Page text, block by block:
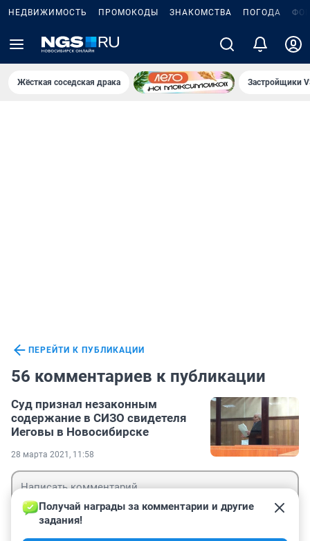
НЕДВИЖИМОСТЬ ПРОМОКОДЫ ЗНАКОМСТВА ПОГОДА
Жёсткая соседская драка Застройщики
ПЕРЕЙТИ К ПУБЛИКАЦИИ
56 комментариев к публикации
Суд признал незаконным
содержание в СИЗО свидетеля
Иеговы в Новосибирске
28 марта 2021, 11:58
Получай награды за комментарии и другие
задания!